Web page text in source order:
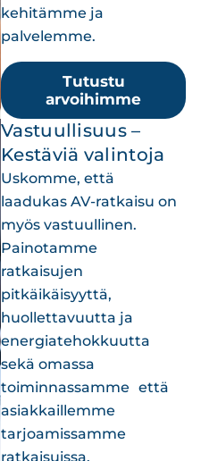
kehitämme ja
palvelemme.
Tutustu
arvoihimme
Vastuullisuus –
Kestäviä valintoja
Uskomme, että
laadukas AV-ratkaisu on
myös vastuullinen.
Painotamme
ratkaisujen
pitkäikäisyyttä,
huollettavuutta ja
energiatehokkuutta
sekä omassa
toiminnassamme että
asiakkaillemme
tarjoamissamme
ratkaisuissa.